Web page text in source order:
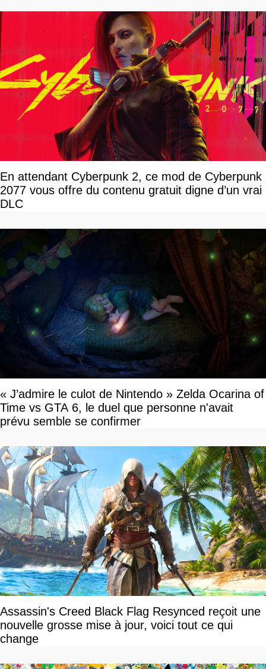
En attendant Cyberpunk 2, ce mod de Cyberpunk
2077 vous offre du contenu gratuit digne d’un vrai
DLC
« J’admire le culot de Nintendo » Zelda Ocarina of
Time vs GTA 6, le duel que personne n'avait
prévu semble se confirmer
Assassin's Creed Black Flag Resynced reçoit une
nouvelle grosse mise à jour, voici tout ce qui
change